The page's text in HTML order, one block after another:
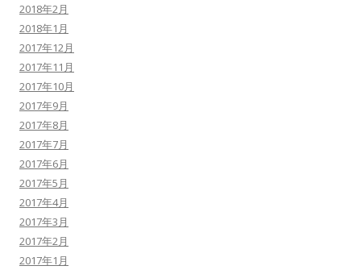
2018年2月
2018年1月
2017年12月
2017年11月
2017年10月
2017年9月
2017年8月
2017年7月
2017年6月
2017年5月
2017年4月
2017年3月
2017年2月
2017年1月